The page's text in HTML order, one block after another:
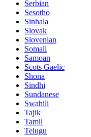
Serbian
Sesotho
Sinhala
Slovak
Slovenian
Somali
Samoan
Scots Gaelic
Shona
Sindhi
Sundanese
Swahili
Tajik
Tamil
Telugu